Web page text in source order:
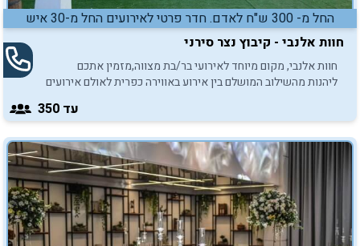
החל מ- 300 ש"ח לאדם. חדר פרטי לאירועים החל מ-30 איש
חוות אלנבי - קיבוץ נצר סירני
חוות אלנבי, מקום מיוחד לאירועי בר/בת מצווה,מזמין אתכם
ליהנות מהשילוב המושלם בין אירוע באווירה כפרית לאולם אירועים
עד 350